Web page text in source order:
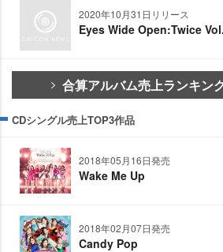
2020年10月31日リリース
Eyes Wide Open:Twice
合算アルバム売上ランキン
CDシングル売上TOP3作品
2018年05月16日発売
Wake Me Up
2018年02月07日発売
Candy Pop